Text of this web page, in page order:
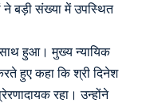
ने बड़ी संख्या में उपस्थित
हुआ। मुख्य न्यायिक
हुए कहा कि श्री दिनेश
रहा। उन्होंने